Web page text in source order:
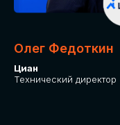
Олег Федоткин
Циан
Технический директор